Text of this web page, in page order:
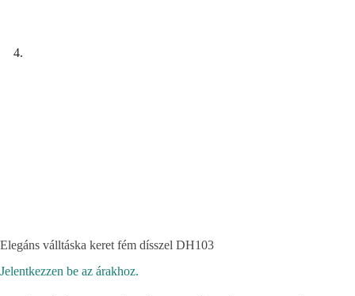
Elegáns válltáska keret fém dísszel DH103
Jelentkezzen be az árakhoz.